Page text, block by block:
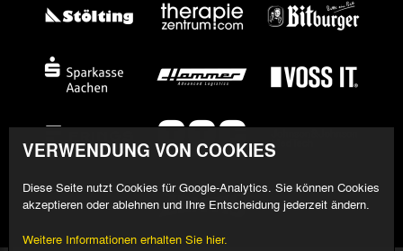
VERWENDUNG VON COOKIES
Diese Seite nutzt Cookies für Google-Analytics. Sie können Cookies
akzeptieren oder ablehnen und Ihre Entscheidung jederzeit ändern.
Weitere Informationen erhalten Sie hier.